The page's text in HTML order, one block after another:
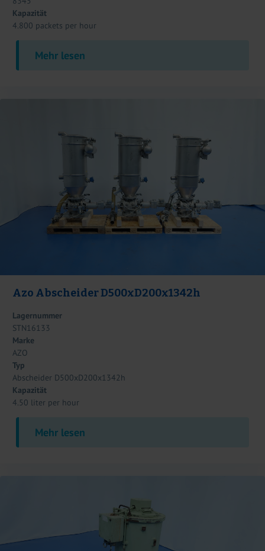
Kapazität
4.800 packets per hour
Mehr lesen
Azo Abscheider D500xD200x1342h
Lagernummer
STN16133
Marke
AZO
Typ
Abscheider D500xD200x1342h
Kapazität
4.50 liter per hour
Mehr lesen